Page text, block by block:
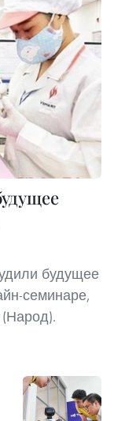
будущее
семинаре,
(Народ).